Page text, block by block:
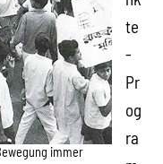
immer
te
-
Pr
og
ra